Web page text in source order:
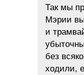
Так мы
Мэрии
и
без
ходили,